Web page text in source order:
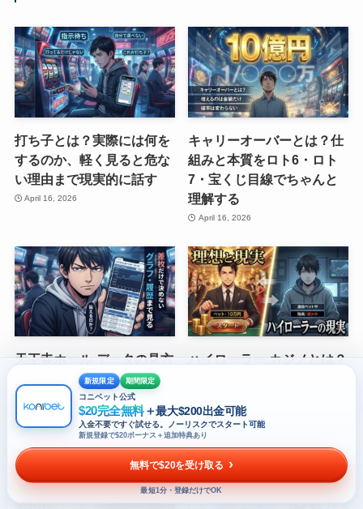
打ち子とは？実際には何を
するのか、軽く見ると危な
い理由まで現実的に話す
April 16, 2026
キャリーオーバーとは？仕
組みと本質をロト6・ロト
7・宝くじ目線でちゃんと
理解する
April 16, 2026
天王寺ホール データの見方
｜強い日・弱い日・狙える
台を判断するための実戦目
線の読み方
ハイローラー カジノとは？
April 12, 2026
新規限定 期間限定
コニベット公式
$20完全無料＋最大$200出金可能
入金不要ですぐ試せる。 ノーリスクでスタート可能
新規登録で$20ボーナス＋追加特典あり
無料で$20を受け取る
最短1分・登録だけでOK